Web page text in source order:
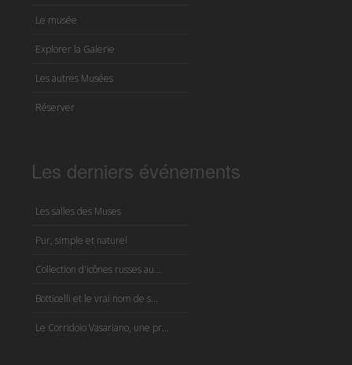
Le musée
Explorer la Galerie
Les autres Musées
Réserver
Les derniers événements
Les salles des Muses
Pur, simple et naturel
Collection d'icônes russes au...
Botticelli et le vrai nom de s...
Le Corridoio Vasariano, une pr...